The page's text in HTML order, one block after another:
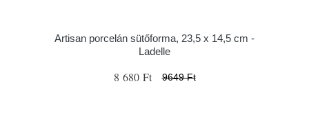
Artisan porcelán sütőforma, 23,5 x 14,5 cm -
Ladelle
8 680 Ft 9649 Ft